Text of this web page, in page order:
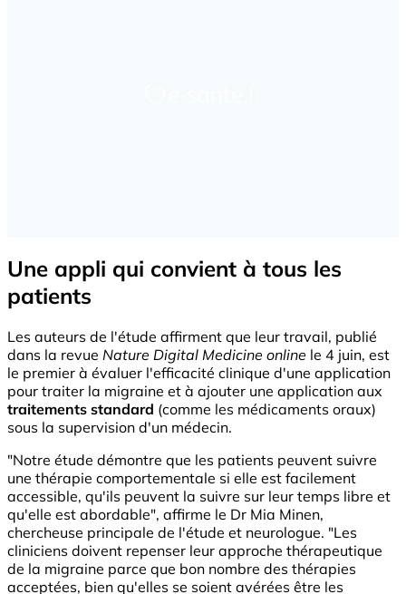
Une appli qui convient à tous les
patients
Les auteurs de l'étude affirment que leur travail, publié
dans la revue Nature Digital Medicine online le 4 juin, est
le premier à évaluer l'efficacité clinique d'une application
pour traiter la migraine et à ajouter une application aux
traitements standard (comme les médicaments oraux)
sous la supervision d'un médecin.
"Notre étude démontre que les patients peuvent suivre
une thérapie comportementale si elle est facilement
accessible, qu'ils peuvent la suivre sur leur temps libre et
qu'elle est abordable", affirme le Dr Mia Minen,
chercheuse principale de l'étude et neurologue. "Les
cliniciens doivent repenser leur approche thérapeutique
de la migraine parce que bon nombre des thérapies
acceptées, bien qu'elles se soient avérées être les